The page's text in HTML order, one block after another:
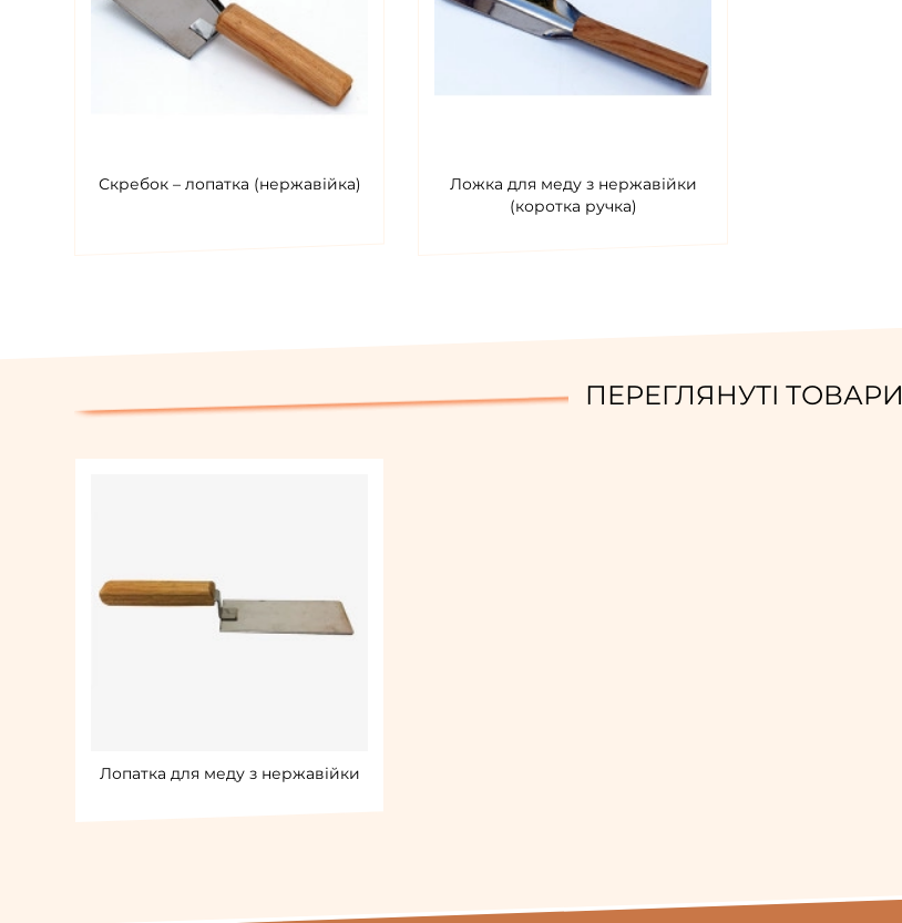
Скребок – лопатка (нержавійка)
Ложка для меду з нержавійки
(коротка ручка)
ПЕРЕГЛЯНУТІ ТОВАРИ
Лопатка для меду з нержавійки